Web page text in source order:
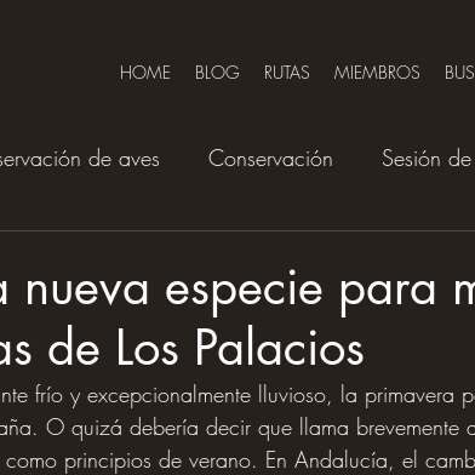
HOME BLOG RUTAS MIEMBROS
de aves Conservación Sesión
nueva especie para
de Los Palacios
frío y excepcionalmente lluvioso, la primavera
O quizá debería decir que llama brevemente
principios de verano. En Andalucía, el